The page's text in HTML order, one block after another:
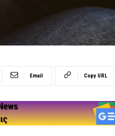
Email Copy URL